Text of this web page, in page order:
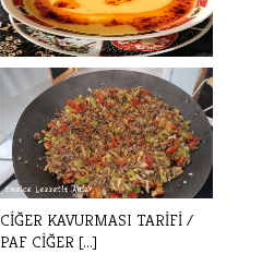
ÇEŞMİ NİGAR ÇORBASI
YAPIMI / ÇOK SE[...]
CİĞER KAVURMASI TARİFİ /
PAF CİĞER [...]